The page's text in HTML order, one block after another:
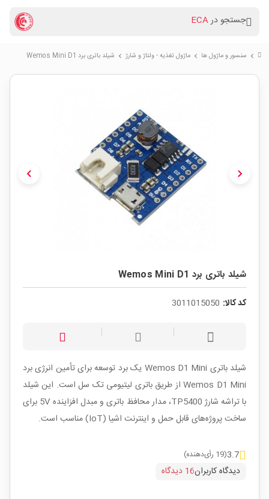
جستجو درECA
chevron_right سنسور و ماژول ها chevron_right ماژول تغذیه - ولتاژ و شارژ chevron_right شیلد باتری برد Wemos Mini D1
chevron_left chevron_right
شیلد باتری برد Wemos Mini D1
کد کالا: 3011015050
شیلد باتری Wemos D1 Mini یک برد توسعه برای تأمین انرژی برد
Wemos D1 Mini از طریق باتری لیتیومی تک سل است. این شیلد
با تراشه شارژ TP5400، مدار محافظ باتری و مبدل افزاینده 5V برای
ساخت پروژه‌های قابل حمل و اینترنت اشیا (IoT) مناسب است.
3.7(19 رأی‌دهنده)
دیدگاه کاربران16 دیدگاه